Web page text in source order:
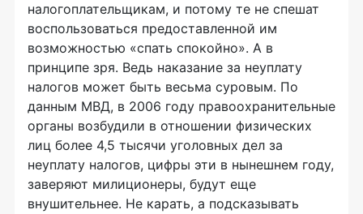
налогоплательщикам, и потому те не спешат
воспользоваться предоставленной им
возможностью «спать спокойно». А в
принципе зря. Ведь наказание за неуплату
налогов может быть весьма суровым. По
данным МВД, в 2006 году правоохранительные
органы возбудили в отношении физических
лиц более 4,5 тысячи уголовных дел за
неуплату налогов, цифры эти в нынешнем году,
заверяют милиционеры, будут еще
внушительнее. Не карать, а подсказывать